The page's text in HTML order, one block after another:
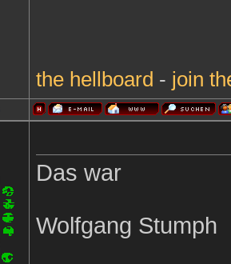
the hellboard - join
Das war
Wolfgang Stumph